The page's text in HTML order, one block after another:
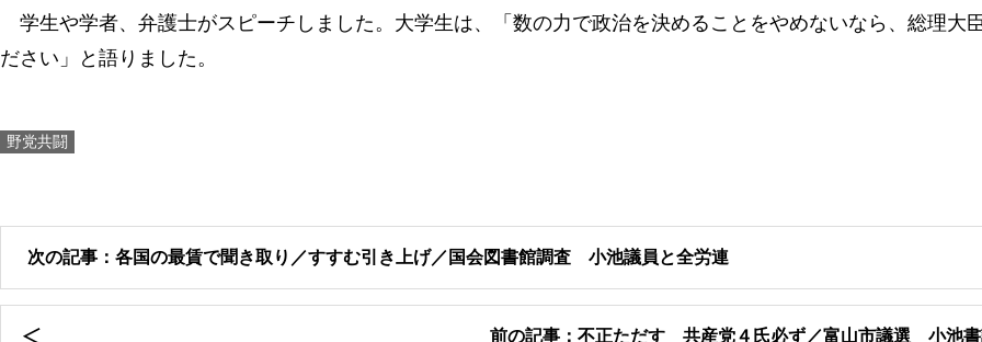
学生や学者、弁護士がスピーチしました。大学生は、「数の力で政治を決めることをやめないなら、総理大
ださい」と語りました。
野党共闘
次の記事：各国の最賃で聞き取り／すすむ引き上げ／国会図書館調査 小池議員と全労連
前の記事：不正ただす 共産党４氏必ず／富山市議選 小池書